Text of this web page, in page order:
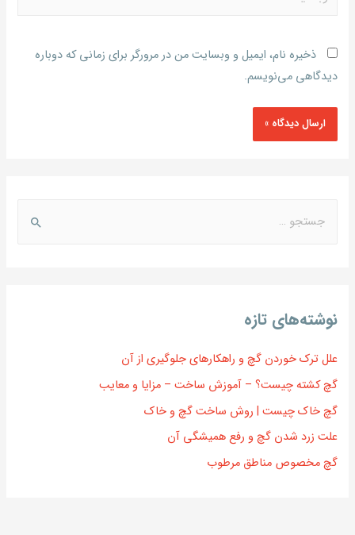
ذخیره نام، ایمیل و وبسایت من در مرورگر برای زمانی که دوباره
دیدگاهی می‌نویسم.
نوشته‌های تازه
علل ترک خوردن گچ و راهکارهای جلوگیری از آن
گچ کشته چیست؟ – آموزش ساخت – مزایا و معایب
گچ خاک چیست | روش ساخت گچ و خاک
علت زرد شدن گچ و رفع همیشگی آن
گچ مخصوص مناطق مرطوب